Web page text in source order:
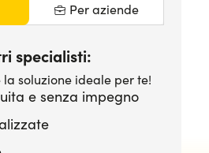
Per aziende
specialisti:
soluzione ideale per te!
e senza impegno